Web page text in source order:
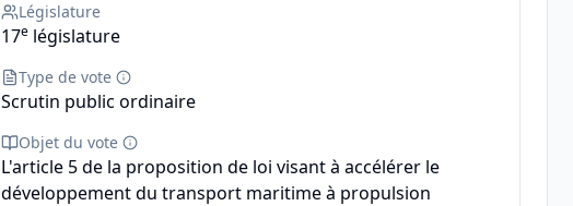
Législature
17e législature
Type de vote
Scrutin public ordinaire
Objet du vote
L'article 5 de la proposition de loi visant à accélérer le
développement du transport maritime à propulsion